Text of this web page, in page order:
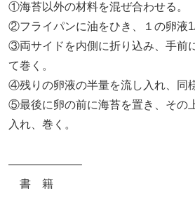
①海苔以外の材料を混ぜ合わせる。
②フライパンに油をひき、１の卵液
③両サイドを内側に折り込み、手前
て巻く。
④残りの卵液の半量を流し入れ、同
⑤最後に卵の前に海苔を置き、その
入れ、巻く。
——————–
書 籍